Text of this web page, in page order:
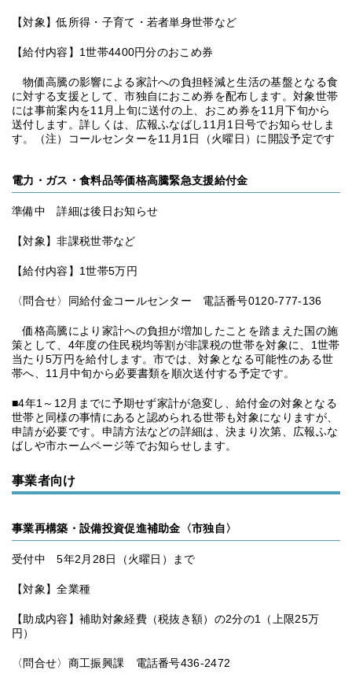
【対象】低所得・子育て・若者単身世帯など
【給付内容】1世帯4400円分のおこめ券
物価高騰の影響による家計への負担軽減と生活の基盤となる食
に対する支援として、市独自におこめ券を配布します。対象世帯
には事前案内を11月上旬に送付の上、おこめ券を11月下旬から
送付します。詳しくは、広報ふなばし11月1日号でお知らせしま
す。（注）コールセンターを11月1日（火曜日）に開設予定です
電力・ガス・食料品等価格高騰緊急支援給付金
準備中 詳細は後日お知らせ
【対象】非課税世帯など
【給付内容】1世帯5万円
〈問合せ〉同給付金コールセンター 電話番号0120-777-136
価格高騰により家計への負担が増加したことを踏まえた国の施
策として、4年度の住民税均等割が非課税の世帯を対象に、1世帯
当たり5万円を給付します。市では、対象となる可能性のある世
帯へ、11月中旬から必要書類を順次送付する予定です。
■4年1～12月までに予期せず家計が急変し、給付金の対象となる
世帯と同様の事情にあると認められる世帯も対象になりますが、
申請が必要です。申請方法などの詳細は、決まり次第、広報ふな
ばしや市ホームページ等でお知らせします。
事業者向け
事業再構築・設備投資促進補助金〈市独自〉
受付中 5年2月28日（火曜日）まで
【対象】全業種
【助成内容】補助対象経費（税抜き額）の2分の1（上限25万
円）
〈問合せ〉商工振興課 電話番号436-2472